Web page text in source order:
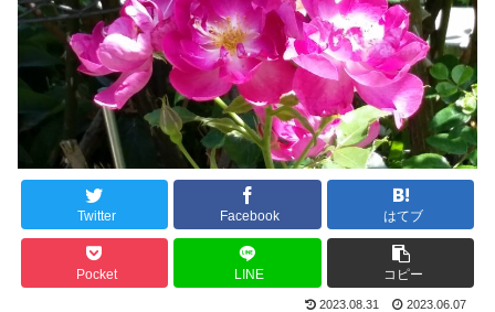
Twitter Facebook はてブ
Pocket LINE コピー
2023.08.31 2023.06.07